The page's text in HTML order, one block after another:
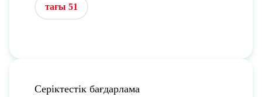
тағы 51
Серіктестік бағдарлама